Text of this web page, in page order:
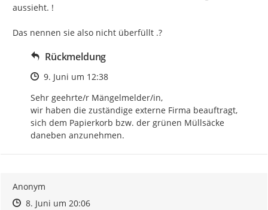
aussieht. !
Das nennen sie also nicht überfüllt .?
Rückmeldung
Zeitpunkt des Erstellens
9. Juni um 12:38
Sehr geehrte/r Mängelmelder/in,
wir haben die zuständige externe Firma beauftragt,
sich dem Papierkorb bzw. der grünen Müllsäcke
daneben anzunehmen.
Anonym
Zeitpunkt des Erstellens
Zeitpunkt des Erstellens
8. Juni um 20:06Zur Äußerung